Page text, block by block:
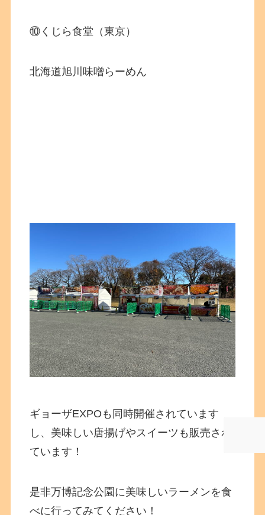
⑩くじら食堂（東京）
北海道旭川味噌らーめん
ギョーザEXPOも同時開催されています
し、美味しい唐揚げやスイーツも販売され
ています！
是非万博記念公園に美味しいラーメンを食
べに行ってみてください！